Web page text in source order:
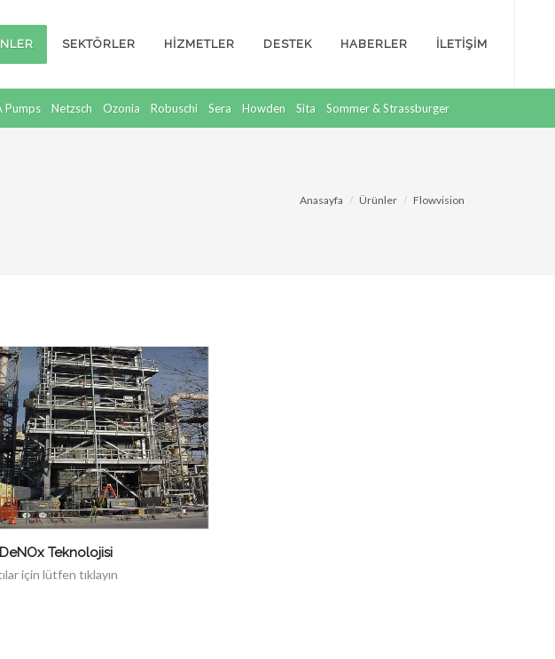
SEKTÖRLER HİZMETLER DESTEK HABERLER İLETİŞİM
Pumps Netzsch Ozonia Robuschi Sera Howden Sita Sommer & Strassburger
Anasayfa Ürünler Flowvision
Teknolojisi
için lütfen tıklayın